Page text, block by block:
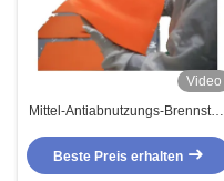
Video
Mittel-Antiabnutzungs-Brennstoff-
Methode FKM Fluoroelastomer
Beste Preis erhalten